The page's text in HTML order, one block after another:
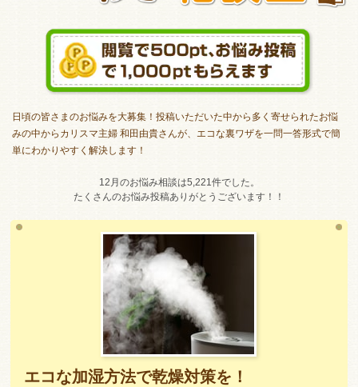
日頃の皆さまのお悩みを大募集！投稿いただいた中から多く寄せられたお悩
みの中からカリスマ主婦 和田由貴さんが、エコな裏ワザを一問一答形式で簡
単にわかりやすく解決します！
12月のお悩み相談は5,221件でした。
たくさんのお悩み投稿ありがとうございます！！
エコな加湿方法で乾燥対策を！